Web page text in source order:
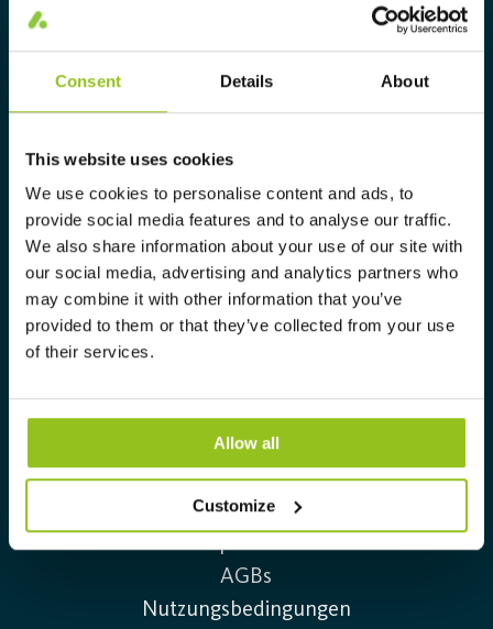
Consent Details About
This website uses cookies
We use cookies to personalise content and ads, to
provide social media features and to analyse our traffic.
We also share information about your use of our site with
our social media, advertising and analytics partners who
may combine it with other information that you’ve
provided to them or that they’ve collected from your use
of their services.
Allow all
Customize
Beleuchtungslösungen.
info@auralight.de
+49 (0)40-75 66 34 0
Information
Sustainability Report 2025
Environmental Product Declaration
Downloads
Impressum
AGBs
Nutzungsbedingungen